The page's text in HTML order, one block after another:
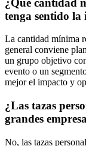
¿Qué cantidad
tenga sentido la
La cantidad mínima
general conviene
un grupo objetivo
evento o un
mejor el impacto y
¿Las tazas
grandes
No, las tazas